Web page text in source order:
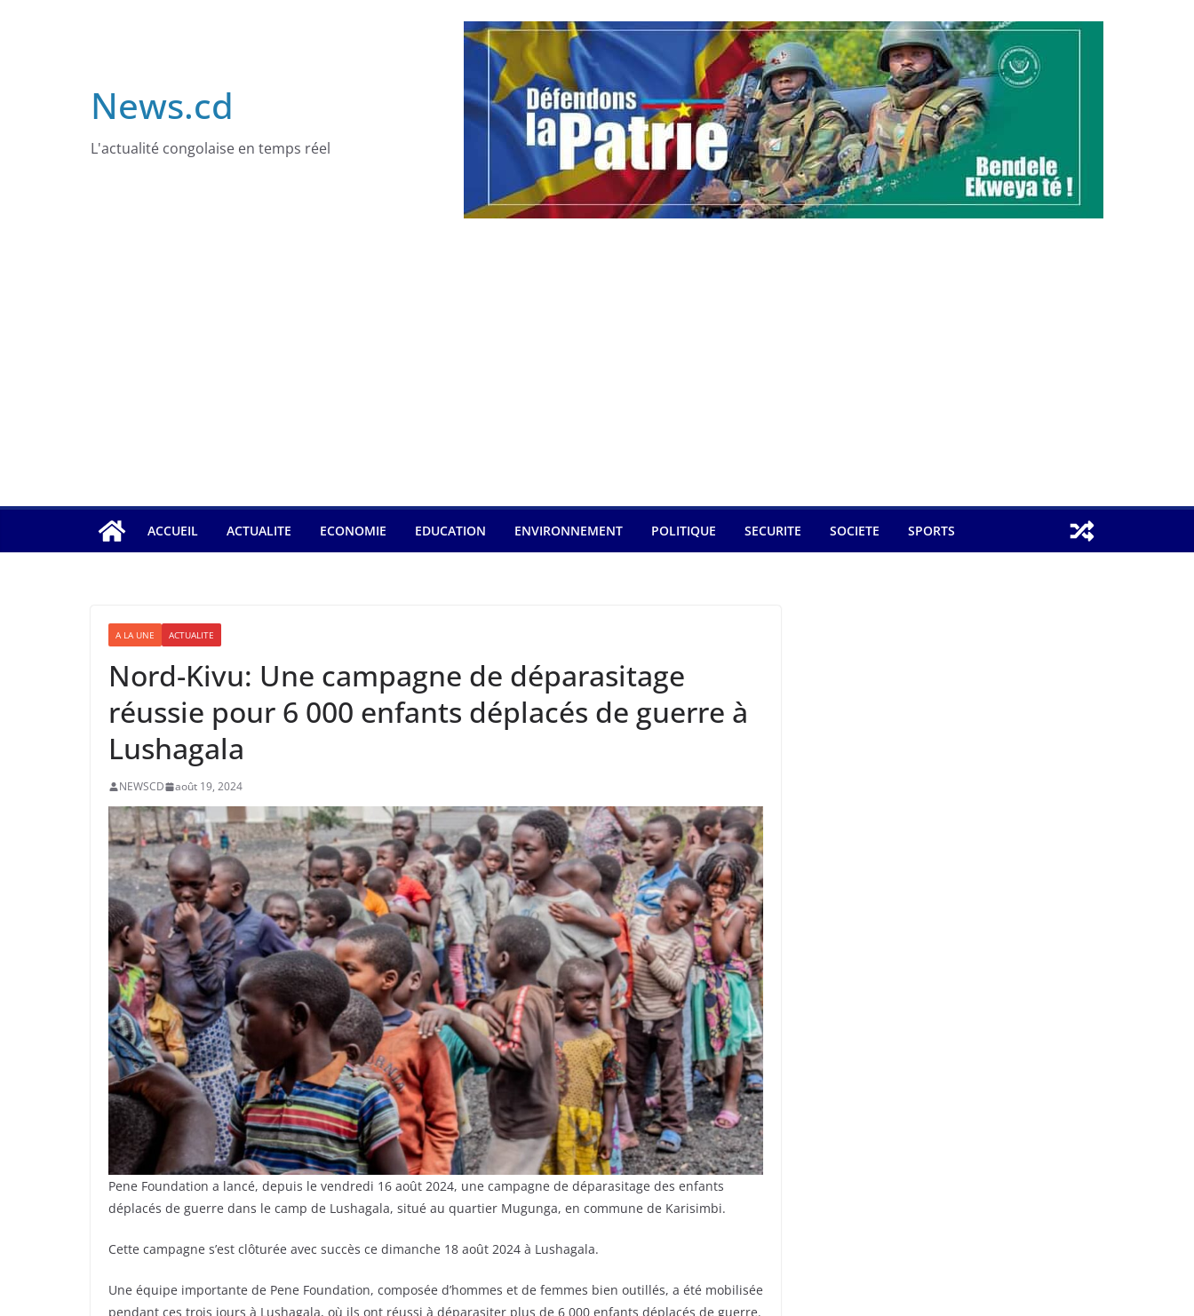
News.cd
L'actualité congolaise en temps réel
ACCUEIL ACTUALITE ECONOMIE EDUCATION ENVIRONNEMENT POLITIQUE SECURITE SOCIETE SPORTS
A LA UNE ACTUALITE
Nord-Kivu: Une campagne de déparasitage
réussie pour 6 000 enfants déplacés de guerre à
Lushagala
NEWSCD août 19, 2024
Pene Foundation a lancé, depuis le vendredi 16 août 2024, une campagne de déparasitage des enfants
déplacés de guerre dans le camp de Lushagala, situé au quartier Mugunga, en commune de Karisimbi.
Cette campagne s’est clôturée avec succès ce dimanche 18 août 2024 à Lushagala.
Une équipe importante de Pene Foundation, composée d’hommes et de femmes bien outillés, a été mobilisée
pendant ces trois jours à Lushagala, où ils ont réussi à déparasiter plus de 6 000 enfants déplacés de guerre.